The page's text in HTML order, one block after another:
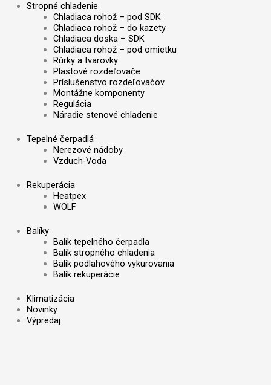
Stropné chladenie
Chladiaca rohož – pod SDK
Chladiaca rohož – do kazety
Chladiaca doska – SDK
Chladiaca rohož – pod omietku
Rúrky a tvarovky
Plastové rozdeľovače
Príslušenstvo rozdeľovačov
Montážne komponenty
Regulácia
Náradie stenové chladenie
Tepelné čerpadlá
Nerezové nádoby
Vzduch-Voda
Rekuperácia
Heatpex
WOLF
Balíky
Balík tepelného čerpadla
Balík stropného chladenia
Balík podlahového vykurovania
Balík rekuperácie
Klimatizácia
Novinky
Výpredaj